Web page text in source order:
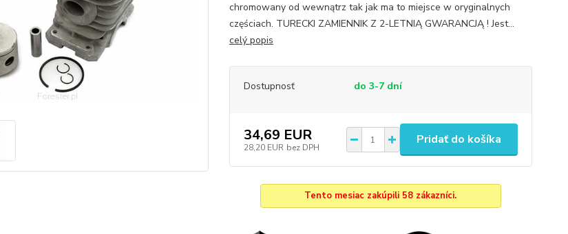
chromowany od wewnątrz tak jak ma to miejsce w oryginalnych
częściach. TURECKI ZAMIENNIK Z 2-LETNIĄ GWARANCJĄ ! Jest...
celý popis
Dostupnosť do 3-7 dní
34,69 EUR
28,20 EUR bez DPH
Pridať do košíka
Tento mesiac zakúpili 58 zákazníci.